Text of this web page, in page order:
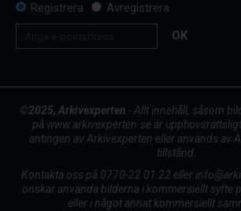
Registrera
Avregistrera
OK
©2025, Arkivexperten - Allt innehåll, såsom
på www.arkivexperten.se är
antingen av Arkivexperten eller används av
tillstånd.
Kontakta oss på 0770-22 01 22 eller
önskar använda bilderna i kommersiellt syfte
eller i något annat kommersiellt